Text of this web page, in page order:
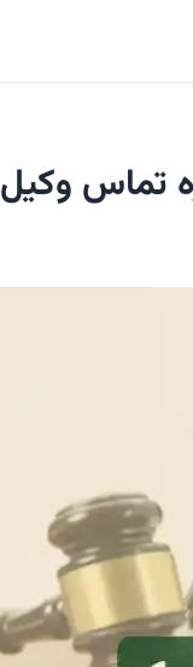
تماس وکیل